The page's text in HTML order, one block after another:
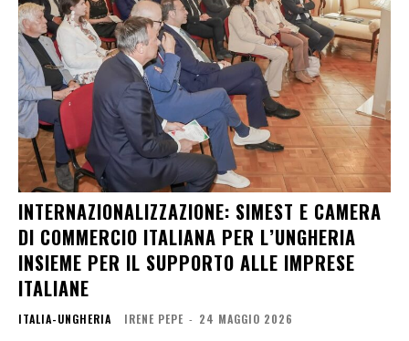
INTERNAZIONALIZZAZIONE: SIMEST E CAMERA
DI COMMERCIO ITALIANA PER L’UNGHERIA
INSIEME PER IL SUPPORTO ALLE IMPRESE
ITALIANE
ITALIA-UNGHERIA IRENE PEPE - 24 MAGGIO 2026